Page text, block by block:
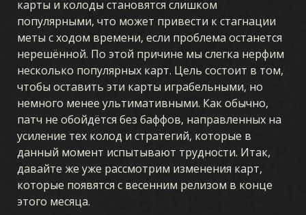
карты и колоды становятся слишком
популярными, что может привести к стагнации
меты с ходом времени, если проблема останется
нерешённой. По этой причине мы слегка нерфим
несколько популярных карт. Цель состоит в том,
чтобы оставить эти карты играбельными, но
немного менее ультимативными. Как обычно,
патч не обойдётся без баффов, направленных на
усиление тех колод и стратегий, которые в
данный момент испытывают трудности. Итак,
давайте же уже рассмотрим изменения карт,
которые появятся с весенним релизом в конце
этого месяца.